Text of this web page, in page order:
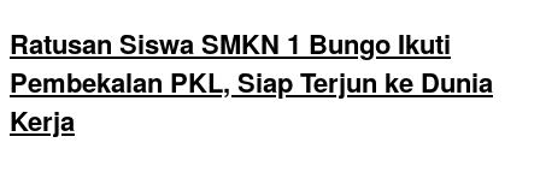
Ratusan Siswa SMKN 1 Bungo Ikuti
Pembekalan PKL, Siap Terjun ke Dunia
Kerja